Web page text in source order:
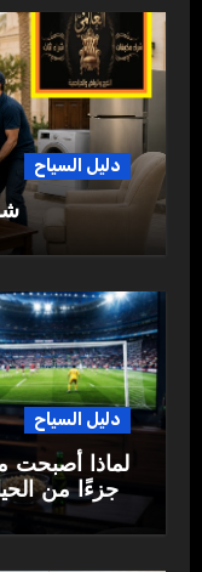
دليل السياح
دليل السياح
لماذا أصبحت
جزءًا من